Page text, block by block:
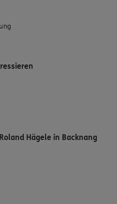
Hägele in Backnang